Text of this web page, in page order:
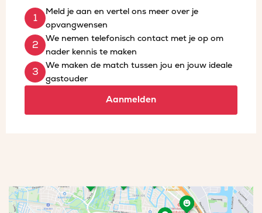
Meld je aan en vertel ons meer over je
opvangwensen
We nemen telefonisch contact met je op om
nader kennis te maken
We maken de match tussen jou en jouw ideale
gastouder
Aanmelden